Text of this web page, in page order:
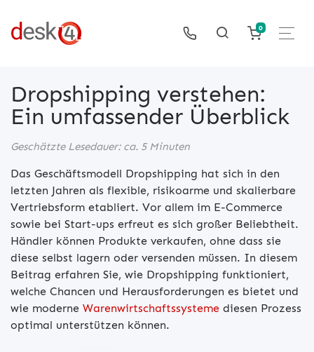
0
Dropshipping verstehen:
Ein umfassender Überblick
Geschätzte Lesedauer: ca. 5 Minuten
Das Geschäftsmodell Dropshipping hat sich in den
letzten Jahren als flexible, risikoarme und skalierbare
Vertriebsform etabliert. Vor allem im E-Commerce
sowie bei Start-ups erfreut es sich großer Beliebtheit.
Händler können Produkte verkaufen, ohne dass sie
diese selbst lagern oder versenden müssen. In diesem
Beitrag erfahren Sie, wie Dropshipping funktioniert,
welche Chancen und Herausforderungen es bietet und
wie moderne Warenwirtschaftssysteme diesen Prozess
optimal unterstützen können.